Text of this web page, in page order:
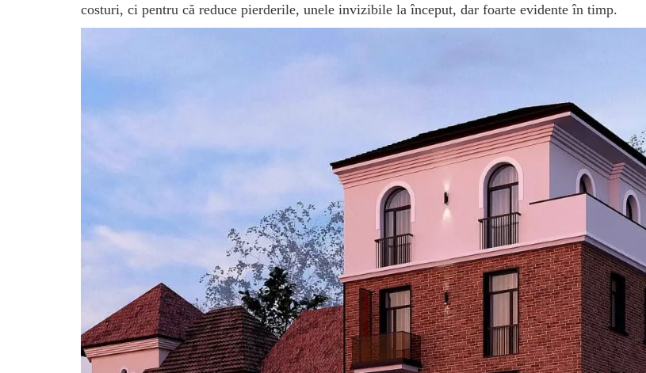
costuri, ci pentru că reduce pierderile, unele invizibile la început, dar foarte evidente în timp.